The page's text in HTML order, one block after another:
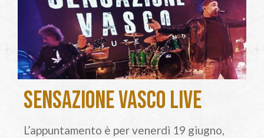
Sensazione Vasco Live
L’appuntamento è per venerdì 19 giugno,